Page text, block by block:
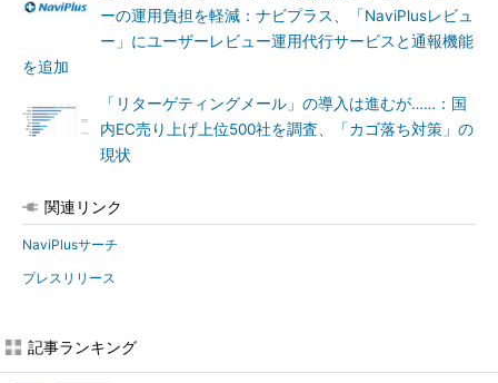
ーの運用負担を軽減：ナビプラス、「NaviPlusレビュ
ー」にユーザーレビュー運用代行サービスと通報機能
を追加
「リターゲティングメール」の導入は進むが……：国
内EC売り上げ上位500社を調査、「カゴ落ち対策」の
現状
関連リンク
NaviPlusサーチ
プレスリリース
記事ランキング